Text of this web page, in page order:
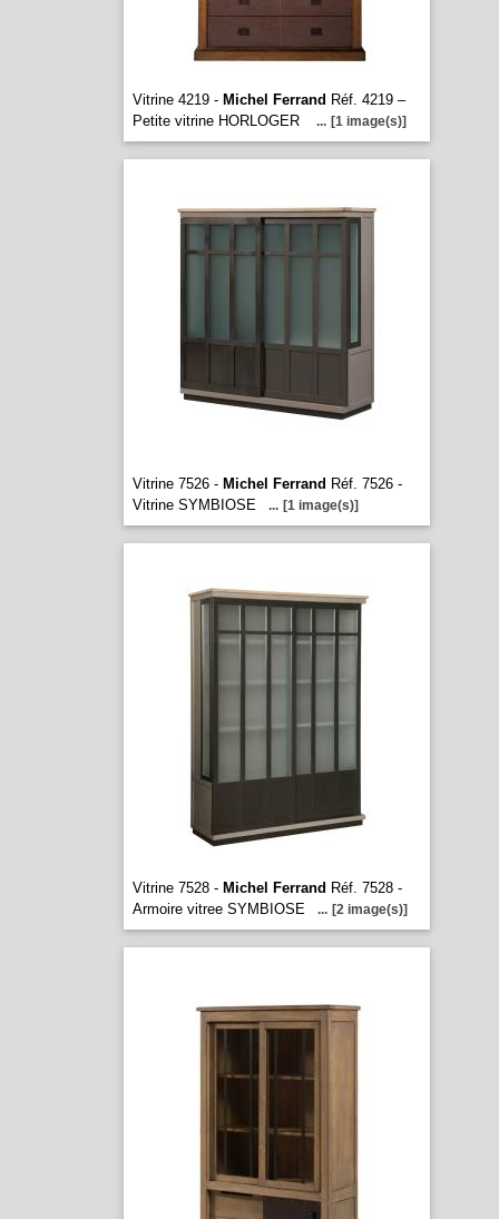
Vitrine 4219 - Michel Ferrand Réf. 4219 –
Petite vitrine HORLOGER
... [1 image(s)]
Vitrine 7526 - Michel Ferrand Réf. 7526 -
Vitrine SYMBIOSE
... [1 image(s)]
Vitrine 7528 - Michel Ferrand Réf. 7528 -
Armoire vitree SYMBIOSE
... [2 image(s)]